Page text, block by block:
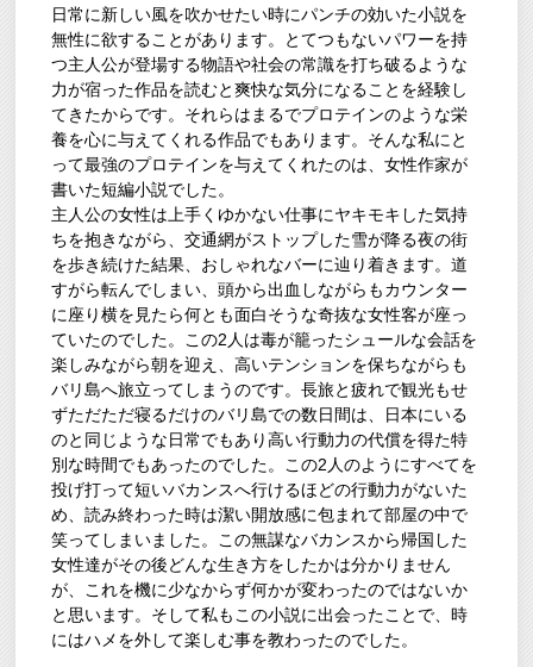
日常に新しい風を吹かせたい時にパンチの効いた小説を
無性に欲することがあります。とてつもないパワーを持
つ主人公が登場する物語や社会の常識を打ち破るような
力が宿った作品を読むと爽快な気分になることを経験し
てきたからです。それらはまるでプロテインのような栄
養を心に与えてくれる作品でもあります。そんな私にと
って最強のプロテインを与えてくれたのは、女性作家が
書いた短編小説でした。
主人公の女性は上手くゆかない仕事にヤキモキした気持
ちを抱きながら、交通網がストップした雪が降る夜の街
を歩き続けた結果、おしゃれなバーに辿り着きます。道
すがら転んでしまい、頭から出血しながらもカウンター
に座り横を見たら何とも面白そうな奇抜な女性客が座っ
ていたのでした。この2人は毒が籠ったシュールな会話を
楽しみながら朝を迎え、高いテンションを保ちながらも
バリ島へ旅立ってしまうのです。長旅と疲れで観光もせ
ずただただ寝るだけのバリ島での数日間は、日本にいる
のと同じような日常でもあり高い行動力の代償を得た特
別な時間でもあったのでした。この2人のようにすべてを
投げ打って短いバカンスへ行けるほどの行動力がないた
め、読み終わった時は潔い開放感に包まれて部屋の中で
笑ってしまいました。この無謀なバカンスから帰国した
女性達がその後どんな生き方をしたかは分かりません
が、これを機に少なからず何かが変わったのではないか
と思います。そして私もこの小説に出会ったことで、時
にはハメを外して楽しむ事を教わったのでした。